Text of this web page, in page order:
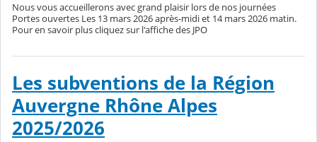
Nous vous accueillerons avec grand plaisir lors de nos journées
Portes ouvertes Les 13 mars 2026 après-midi et 14 mars 2026 matin.
Pour en savoir plus cliquez sur l'affiche des JPO
Les subventions de la Région
Auvergne Rhône Alpes
2025/2026